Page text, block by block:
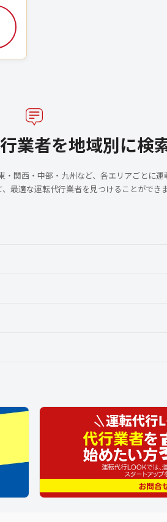
業者を地域別に検
関西・中部・九州など、各エリアごとに運
最適な運転代行業者を見つけることができま